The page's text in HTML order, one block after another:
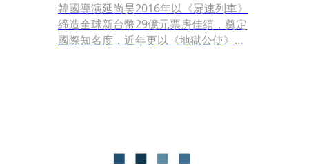
韓國導演延尚昊2016年以《屍速列車》
締造全球新台幣29億元票房佳績，奠定
國際知名度，近年更以《地獄公使》